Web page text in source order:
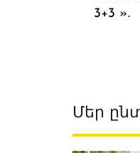
3+3 ».
Մեր